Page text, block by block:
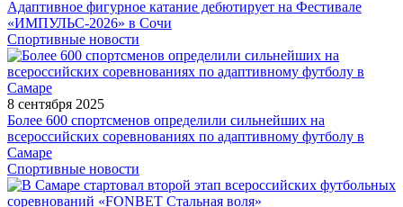
Адаптивное фигурное катание дебютирует на Фестивале
«ИМПУЛЬС-2026» в Сочи
Спортивные новости
8 сентября 2025
Более 600 спортсменов определили сильнейших на
всероссийских соревнованиях по адаптивному футболу в
Самаре
Спортивные новости